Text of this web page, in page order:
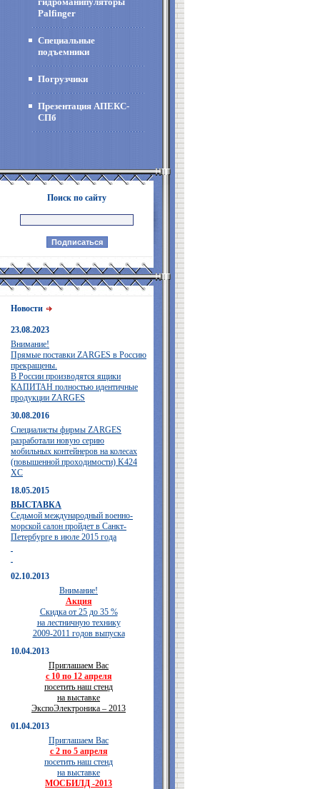
Palfinger
Специальные
подъемники
Погрузчики
Презентация АПЕКС-
СПб
Поиск по сайту
Новости
23.08.2023
Внимание!
Прямые поставки ZARGES в Россию
прекращены.
В России производятся ящики
КАПИТАН полностью идентичные
продукции ZARGES
30.08.2016
Специалисты фирмы ZARGES
разработали новую серию
мобильных контейнеров на колесах
(повышенной проходимости) K424
XC
18.05.2015
ВЫСТАВКА
Седьмой международный военно-
морской салон пройдет в Санкт-
Петербурге в июле 2015 года
02.10.2013
Внимание!
Акция
Скидка от 25 до 35 %
на лестничную технику
2009-2011 годов выпуска
10.04.2013
Приглашаем Вас
с 10 по 12 апреля
посетить наш стенд
на выставке
ЭкспоЭлектроника – 2013
01.04.2013
Приглашаем Вас
с 2 по 5 апреля
посетить наш стенд
на выставке
МОСБИЛД -2013